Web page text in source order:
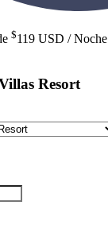
$119 USD / Noche
Resort